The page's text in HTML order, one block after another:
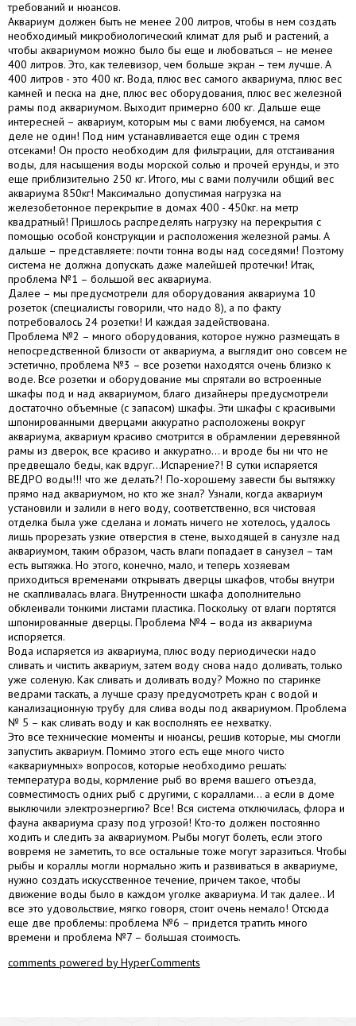
требований и нюансов.
Аквариум должен быть не менее 200 литров, чтобы в нем создать
необходимый микробиологический климат для рыб и растений, а
чтобы аквариумом можно было бы еще и любоваться – не менее
400 литров. Это, как телевизор, чем больше экран – тем лучше. А
400 литров - это 400 кг. Вода, плюс вес самого аквариума, плюс вес
камней и песка на дне, плюс вес оборудования, плюс вес железной
рамы под аквариумом. Выходит примерно 600 кг. Дальше еще
интересней – аквариум, которым мы с вами любуемся, на самом
деле не один! Под ним устанавливается еще один с тремя
отсеками! Он просто необходим для фильтрации, для отстаивания
воды, для насыщения воды морской солью и прочей ерунды, и это
еще приблизительно 250 кг. Итого, мы с вами получили общий вес
аквариума 850кг! Максимально допустимая нагрузка на
железобетонное перекрытие в домах 400 - 450кг. на метр
квадратный! Пришлось распределять нагрузку на перекрытия с
помощью особой конструкции и расположения железной рамы. А
дальше – представляете: почти тонна воды над соседями! Поэтому
система не должна допускать даже малейшей протечки! Итак,
проблема №1 – большой вес аквариума.
Далее – мы предусмотрели для оборудования аквариума 10
розеток (специалисты говорили, что надо 8), а по факту
потребовалось 24 розетки! И каждая задействована.
Проблема №2 – много оборудования, которое нужно размещать в
непосредственной близости от аквариума, а выглядит оно совсем не
эстетично, проблема №3 – все розетки находятся очень близко к
воде. Все розетки и оборудование мы спрятали во встроенные
шкафы под и над аквариумом, благо дизайнеры предусмотрели
достаточно объемные (с запасом) шкафы. Эти шкафы с красивыми
шпонированными дверцами аккуратно расположены вокруг
аквариума, аквариум красиво смотрится в обрамлении деревянной
рамы из дверок, все красиво и аккуратно... и вроде бы ни что не
предвещало беды, как вдруг…Испарение?! В сутки испаряется
ВЕДРО воды!!! что же делать?! По-хорошему завести бы вытяжку
прямо над аквариумом, но кто же знал? Узнали, когда аквариум
установили и залили в него воду, соответственно, вся чистовая
отделка была уже сделана и ломать ничего не хотелось, удалось
лишь прорезать узкие отверстия в стене, выходящей в санузле над
аквариумом, таким образом, часть влаги попадает в санузел – там
есть вытяжка. Но этого, конечно, мало, и теперь хозяевам
приходиться временами открывать дверцы шкафов, чтобы внутри
не скапливалась влага. Внутренности шкафа дополнительно
обклеивали тонкими листами пластика. Поскольку от влаги портятся
шпонированные дверцы. Проблема №4 – вода из аквариума
испоряется.
Вода испаряется из аквариума, плюс воду периодически надо
сливать и чистить аквариум, затем воду снова надо доливать, только
уже соленую. Как сливать и доливать воду? Можно по старинке
ведрами таскать, а лучше сразу предусмотреть кран с водой и
канализационную трубу для слива воды под аквариумом. Проблема
№ 5 – как сливать воду и как восполнять ее нехватку.
Это все технические моменты и нюансы, решив которые, мы смогли
запустить аквариум. Помимо этого есть еще много чисто
«аквариумных» вопросов, которые необходимо решать:
температура воды, кормление рыб во время вашего отъезда,
совместимость одних рыб с другими, с кораллами… а если в доме
выключили электроэнергию? Все! Вся система отключилась, флора и
фауна аквариума сразу под угрозой! Кто-то должен постоянно
ходить и следить за аквариумом. Рыбы могут болеть, если этого
вовремя не заметить, то все остальные тоже могут заразиться. Чтобы
рыбы и кораллы могли нормально жить и развиваться в аквариуме,
нужно создать искусственное течение, причем такое, чтобы
движение воды было в каждом уголке аквариума. И так далее.. И
все это удовольствие, мягко говоря, стоит очень немало! Отсюда
еще две проблемы: проблема №6 – придется тратить много
времени и проблема №7 – большая стоимость.
comments powered by HyperComments